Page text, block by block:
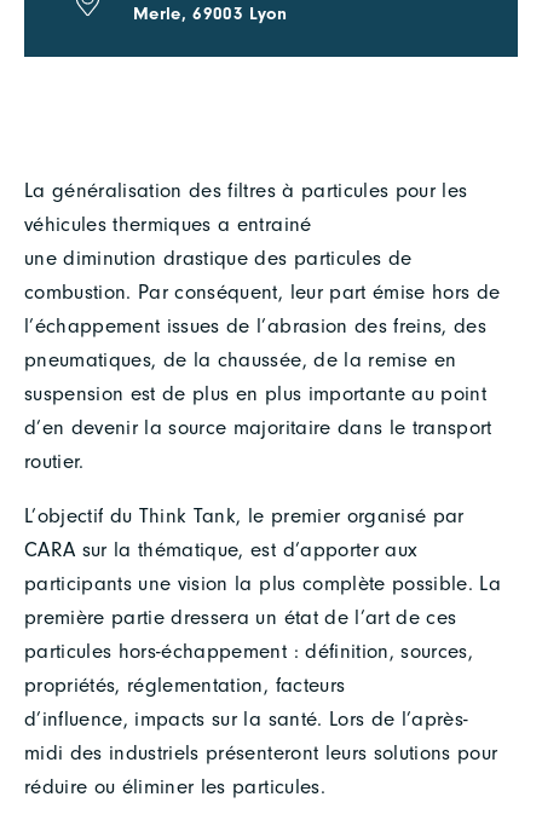
La généralisation des filtres à particules pour les
véhicules thermiques a entrainé
une diminution drastique des particules de
combustion. Par conséquent, leur part émise hors de
l’échappement issues de l’abrasion des freins, des
pneumatiques, de la chaussée, de la remise en
suspension est de plus en plus importante au point
d’en devenir la source majoritaire dans le transport
routier.
L’objectif du Think Tank, le premier organisé par
CARA sur la thématique, est d’apporter aux
participants une vision la plus complète possible. La
première partie dressera un état de l’art de ces
particules hors-échappement : définition, sources,
propriétés, réglementation, facteurs
d’influence, impacts sur la santé. Lors de l’après-
midi des industriels présenteront leurs solutions pour
réduire ou éliminer les particules.
Merle, 69003 Lyon